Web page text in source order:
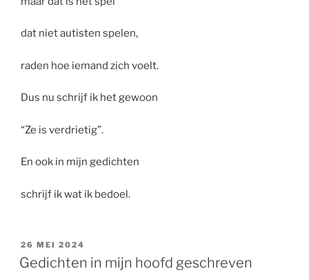
dat niet autisten spelen,
raden hoe iemand zich voelt.
Dus nu schrijf ik het gewoon
“Ze is verdrietig”.
En ook in mijn gedichten
schrijf ik wat ik bedoel.
GEPLAATST
OP
26 MEI 2024
Gedichten in mijn hoofd geschreven